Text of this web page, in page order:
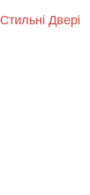
Стильні Двері